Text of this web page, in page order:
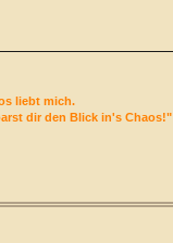
liebt mich.
dir den Blick in's Chaos!"